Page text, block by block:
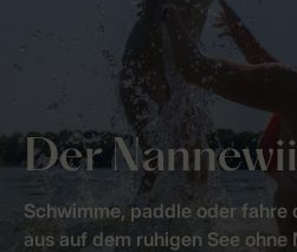
Der
Schwimme, paddle oder fahre
aus auf dem ruhigen See